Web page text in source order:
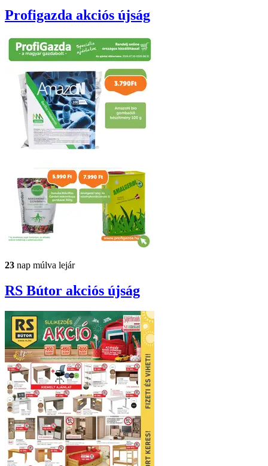
Profigazda akciós újság
23 nap múlva lejár
RS Bútor akciós újság